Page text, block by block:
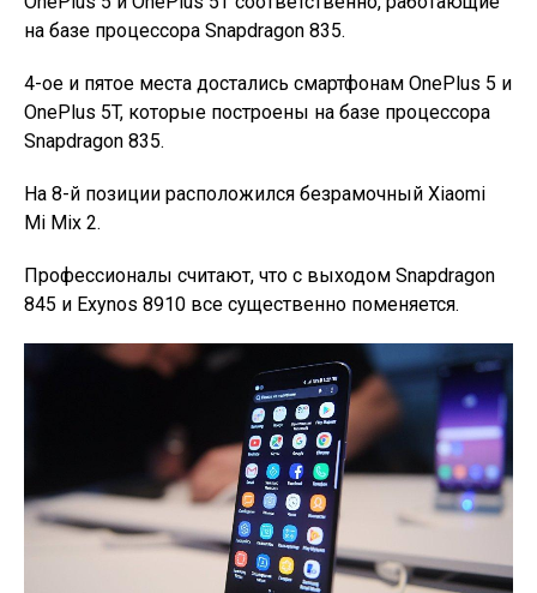
на базе процессора Snapdragon 835.
4-ое и пятое места достались смартфонам OnePlus 5 и
OnePlus 5T, которые построены на базе процессора
Snapdragon 835.
На 8-й позиции расположился безрамочный Xiaomi
Mi Mix 2.
Профессионалы считают, что с выходом Snapdragon
845 и Exynos 8910 все существенно поменяется.